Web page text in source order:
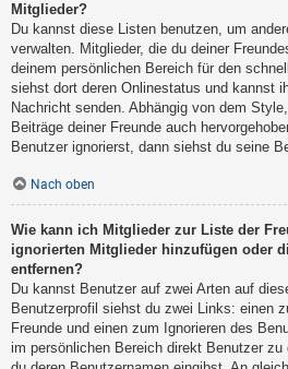
Mitglieder?
Du kannst diese Listen benutzen, um
verwalten. Mitglieder, die du deiner
deinem persönlichen Bereich für den
siehst dort deren Onlinestatus und kannst
Nachricht senden. Abhängig von dem
Beiträge deiner Freunde auch
Benutzer ignorierst, dann siehst du seine
Nach oben
Wie kann ich Mitglieder zur Liste der
ignorierten Mitglieder hinzufügen oder
entfernen?
Du kannst Benutzer auf zwei Arten auf
Benutzerprofil siehst du zwei Links: einen
Freunde und einen zum Ignorieren des
im persönlichen Bereich direkt Benutzer